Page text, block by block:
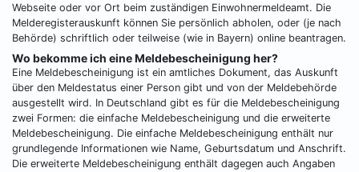
Webseite oder vor Ort beim zuständigen Einwohnermeldeamt. Die
Melderegisterauskunft können Sie persönlich abholen, oder (je nach
Behörde) schriftlich oder teilweise (wie in Bayern) online beantragen.
Wo bekomme ich eine Meldebescheinigung her?
Eine Meldebescheinigung ist ein amtliches Dokument, das Auskunft
über den Meldestatus einer Person gibt und von der Meldebehörde
ausgestellt wird. In Deutschland gibt es für die Meldebescheinigung
zwei Formen: die einfache Meldebescheinigung und die erweiterte
Meldebescheinigung. Die einfache Meldebescheinigung enthält nur
grundlegende Informationen wie Name, Geburtsdatum und Anschrift.
Die erweiterte Meldebescheinigung enthält dagegen auch Angaben